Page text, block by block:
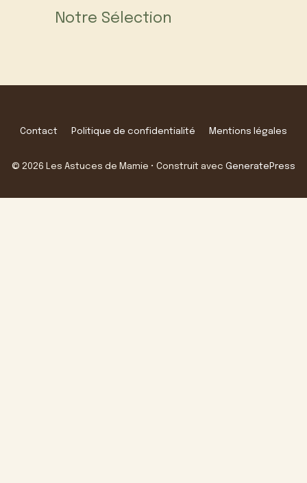
Notre Sélection
Contact Politique de confidentialité Mentions légales
© 2026 Les Astuces de Mamie • Construit avec GeneratePress